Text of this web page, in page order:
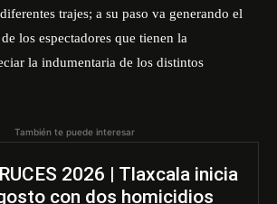
trajes; a su paso va generando el
los espectadores que tienen la
la indumentaria de los distintos
También te puede interesar
2026 | Tlaxcala inicia
con dos homicidios